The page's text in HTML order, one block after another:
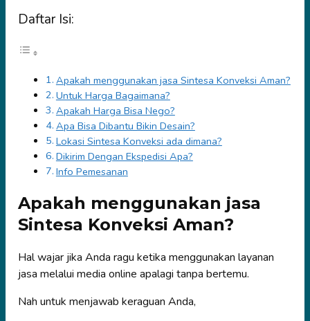
Daftar Isi:
Apakah menggunakan jasa Sintesa Konveksi Aman?
Untuk Harga Bagaimana?
Apakah Harga Bisa Nego?
Apa Bisa Dibantu Bikin Desain?
Lokasi Sintesa Konveksi ada dimana?
Dikirim Dengan Ekspedisi Apa?
Info Pemesanan
Apakah menggunakan jasa
Sintesa Konveksi Aman?
Hal wajar jika Anda ragu ketika menggunakan layanan
jasa melalui media online apalagi tanpa bertemu.
Nah untuk menjawab keraguan Anda,